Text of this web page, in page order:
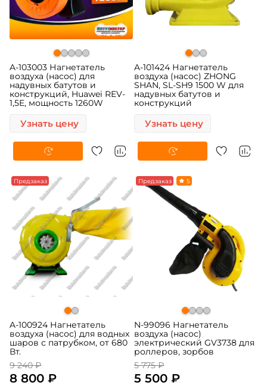
A-103003 Нагнетатель
воздуха (насос) для
надувных батутов и
конструкций, Huawei REV-
1,5E, мощность 1260W
Узнать цену
A-101424 Нагнетатель
воздуха (насос) ZHONG
SHAN, SL-SH9 1500 W для
надувных батутов и
конструкций
Узнать цену
-5% Предзаказ
A-100924 Нагнетатель
воздуха (насос) для водных
шаров с патрубком, от 680
Вт.
9 240 ₽
8 800 ₽
-5% Предзаказ
N-99096 Нагнетатель
воздуха (насос)
электрический GV3738 для
роллеров, зорбов
5 775 ₽
5 500 ₽